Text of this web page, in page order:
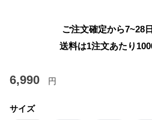
ご注文確定から7~28
送料は1注文あたり
6,990 円
サイズ